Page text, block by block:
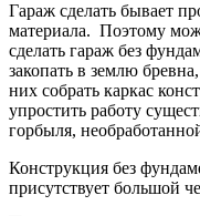
Гараж сделать бывает
материала. Поэтому
сделать гараж без
закопать в землю
них собрать каркас
упростить работу
горбыля,
Конструкция без
присутствует большой